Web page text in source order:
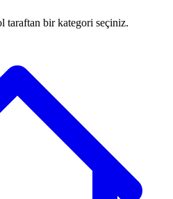
taraftan bir kategori seçiniz.